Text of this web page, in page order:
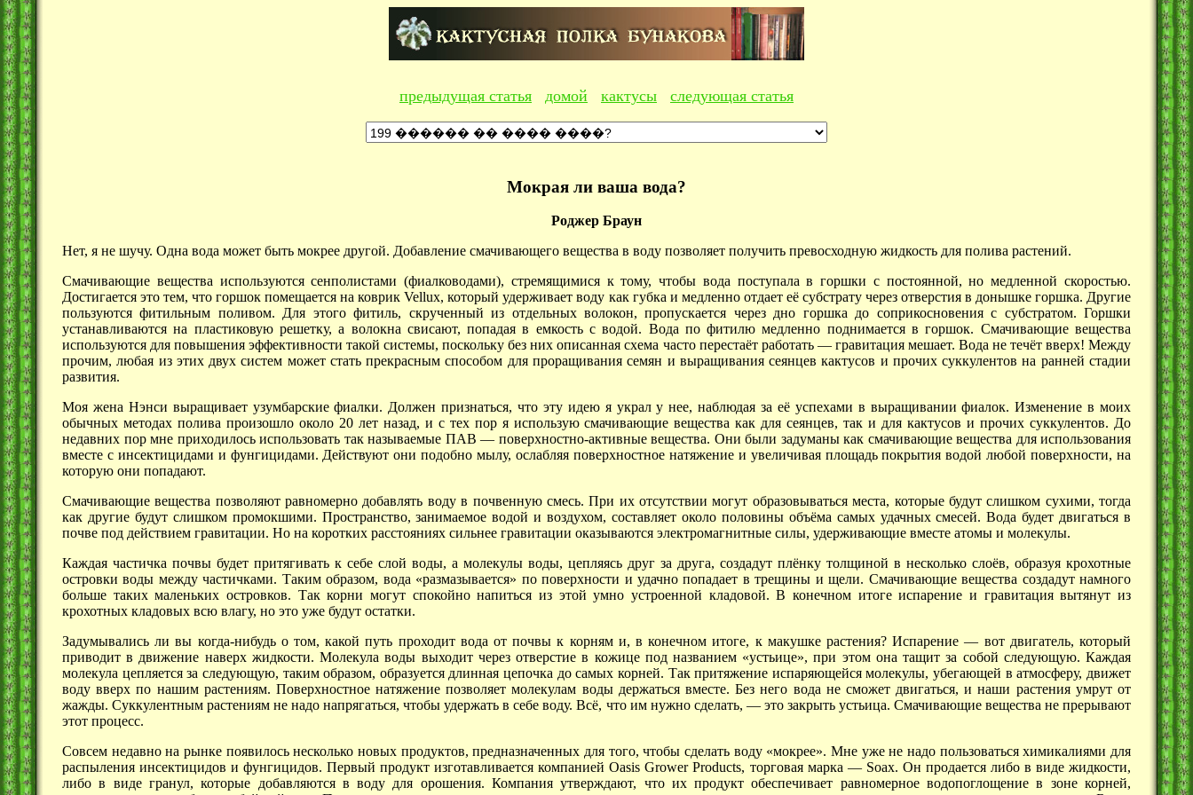
предыдущая статья домой кактусы следующая статья
Мокрая ли ваша вода?
Роджер Браун
Нет, я не шучу. Одна вода может быть мокрее другой. Добавление смачивающего вещества в воду позволяет получить превосходную жидкость для полива растений.
Смачивающие вещества используются сенполистами (фиалководами), стремящимися к тому, чтобы вода поступала в горшки с постоянной, но медленной скоростью.
Достигается это тем, что горшок помещается на коврик Vellux, который удерживает воду как губка и медленно отдает её субстрату через отверстия в донышке горшка. Другие
пользуются фитильным поливом. Для этого фитиль, скрученный из отдельных волокон, пропускается через дно горшка до соприкосновения с субстратом. Горшки
устанавливаются на пластиковую решетку, а волокна свисают, попадая в емкость с водой. Вода по фитилю медленно поднимается в горшок. Смачивающие вещества
используются для повышения эффективности такой системы, поскольку без них описанная схема часто перестаёт работать —гравитация мешает. Вода не течёт вверх! Между
прочим, любая из этих двух систем может стать прекрасным способом для проращивания семян и выращивания сеянцев кактусов и прочих суккулентов на ранней стадии
развития.
Моя жена Нэнси выращивает узумбарские фиалки. Должен признаться, что эту идею я украл у нее, наблюдая за её успехами в выращивании фиалок. Изменение в моих
обычных методах полива произошло около 20 лет назад, и с тех пор я использую смачивающие вещества как для сеянцев, так и для кактусов и прочих суккулентов. До
недавних пор мне приходилось использовать так называемые ПАВ — поверхностно-активные вещества. Они были задуманы как смачивающие вещества для использования
вместе с инсектицидами и фунгицидами. Действуют они подобно мылу, ослабляя поверхностное натяжение и увеличивая площадь покрытия водой любой поверхности, на
которую они попадают.
Смачивающие вещества позволяют равномерно добавлять воду в почвенную смесь. При их отсутствии могут образовываться места, которые будут слишком сухими, тогда
как другие будут слишком промокшими. Пространство, занимаемое водой и воздухом, составляет около половины объёма самых удачных смесей. Вода будет двигаться в
почве под действием гравитации. Но на коротких расстояниях сильнее гравитации оказываются электромагнитные силы, удерживающие вместе атомы и молекулы.
Каждая частичка почвы будет притягивать к себе слой воды, а молекулы воды, цепляясь друг за друга, создадут плёнку толщиной в несколько слоёв, образуя крохотные
островки воды между частичками. Таким образом, вода «размазывается» по поверхности и удачно попадает в трещины и щели. Смачивающие вещества создадут намного
больше таких маленьких островков. Так корни могут спокойно напиться из этой умно устроенной кладовой. В конечном итоге испарение и гравитация вытянут из
крохотных кладовых всю влагу, но это уже будут остатки.
Задумывались ли вы когда-нибудь о том, какой путь проходит вода от почвы к корням и, в конечном итоге, к макушке растения?Испарение — вот двигатель, который
приводит в движение наверх жидкости. Молекула воды выходит через отверстие в кожице под названием «устьице», при этом она тащит за собой следующую. Каждая
молекула цепляется за следующую, таким образом, образуется длинная цепочка до самых корней. Так притяжение испаряющейся молекулы, убегающей в атмосферу, движет
воду вверх по нашим растениям. Поверхностное натяжение позволяет молекулам воды держаться вместе. Без него вода не сможет двигаться, и наши растения умрут от
жажды. Суккулентным растениям не надо напрягаться, чтобы удержать в себе воду. Всё, что им нужно сделать, —это закрыть устьица. Смачивающие вещества не прерывают
этот процесс.
Совсем недавно на рынке появилось несколько новых продуктов, предназначенных для того, чтобы сделать воду «мокрее». Мне уже не надо пользоваться химикалиями для
распыления инсектицидов и фунгицидов. Первый продукт изготавливается компанией Oasis Grower Products, торговая марка —Soax. Он продается либо в виде жидкости,
либо в виде гранул, которые добавляются в воду для орошения. Компания утверждают, что их продукт обеспечивает равномерное водопоглощение в зоне корней,